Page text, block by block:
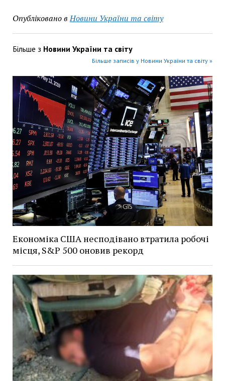
Опубліковано в Новини України та світу
Більше з Новини України та світу
Більше записів у Новини України та світу »
Економіка США несподівано втратила робочі
місця, S&P 500 оновив рекорд